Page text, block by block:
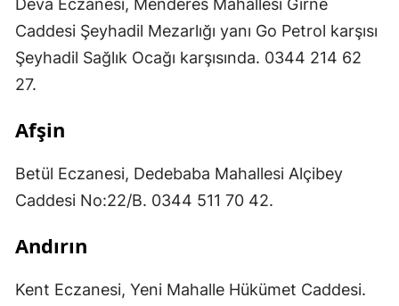
Deva Eczanesi, Menderes Mahallesi Girne
Caddesi Şeyhadil Mezarlığı yanı Go Petrol karşısı
Şeyhadil Sağlık Ocağı karşısında. 0344 214 62
27.
Afşin
Betül Eczanesi, Dedebaba Mahallesi Alçibey
Caddesi No:22/B. 0344 511 70 42.
Andırın
Kent Eczanesi, Yeni Mahalle Hükümet Caddesi.